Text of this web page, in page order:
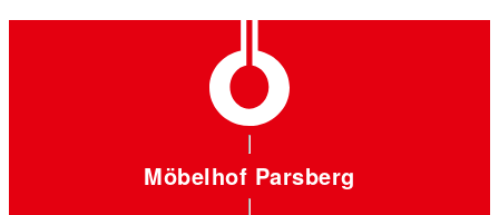
Möbelhof Parsberg